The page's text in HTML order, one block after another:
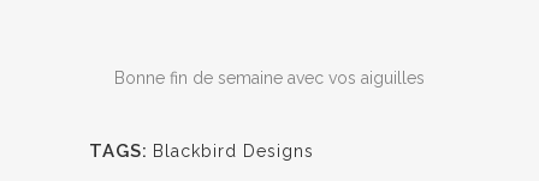
Bonne fin de semaine avec vos aiguilles
TAGS: Blackbird Designs